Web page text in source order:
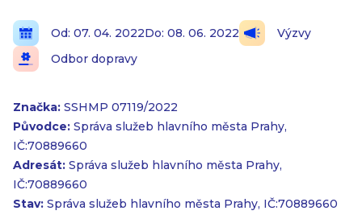
Od: 07. 04. 2022Do: 08. 06. 2022
Výzvy
Odbor dopravy
Značka: SSHMP 07119/2022
Původce: Správa služeb hlavního města Prahy,
IČ:70889660
Adresát: Správa služeb hlavního města Prahy,
IČ:70889660
Stav: Správa služeb hlavního města Prahy, IČ:70889660